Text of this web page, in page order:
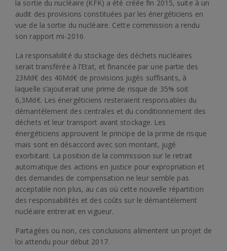
la sortie du nucléaire (KFK) a été créée fin 2015, suite à un
audit des provisions constituées par les énergéticiens en
vue de la sortie du nucléaire. Cette commission a rendu
son rapport mi-2016.
La responsabilité du stockage des déchets nucléaires
serait transférée à l’Etat, et financée par une partie des
23Md€ des 40Md€ de provisions jugés suffisants, à
laquelle s’ajouterait une prime de risque de 35% soit
6,3Md€. Les énergéticiens resteraient responsables du
démantèlement des centrales et du conditionnement des
déchets et leur transport avant stockage. Les
énergéticiens approuvent le principe de la prime de risque
mais sont en désaccord avec son montant, jugé
exorbitant. La position de la commission sur le retrait
automatique des actions en justice pour expropriation et
des demandes de compensation ne leur semble pas
acceptable non plus, au cas où cette nouvelle répartition
des responsabilités et des coûts sur le démantèlement
nucléaire entrerait en vigueur.
Partagées ou non, ces conclusions alimentent un projet de
loi attendu pour début 2017.